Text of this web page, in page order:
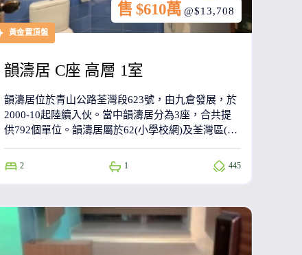
黃金置頂盤
韻濤居 C座 高層 1室
韻濤居位於青山公路荃灣段623號，由九倉發展，於
2000-10起陸續入伙。當中韻濤居分為3座，合共提
供792個單位。韻濤居屬於62(小學校網)及荃灣區(中
學校網)。韻濤居鄰近港鐵荃灣西站，只需步行14分
鐘到達。
2 1 445
售 $610萬 @$13,708